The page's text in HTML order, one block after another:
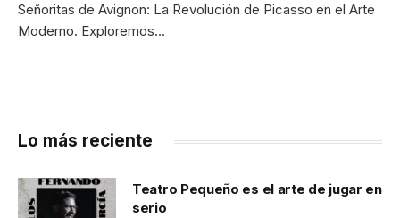
Señoritas de Avignon: La Revolución de Picasso en el Arte
Moderno. Exploremos…
Lo más reciente
Teatro Pequeño es el arte de jugar en
serio